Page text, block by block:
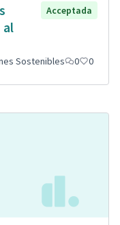
al
Acceptada
Sostenibles 0 0